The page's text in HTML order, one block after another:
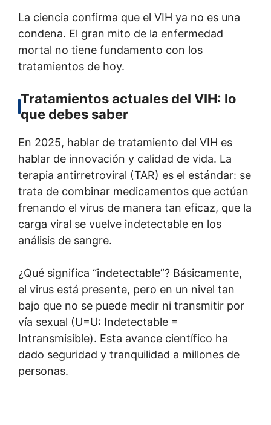
La ciencia confirma que el VIH ya no es una
condena. El gran mito de la enfermedad
mortal no tiene fundamento con los
tratamientos de hoy.
Tratamientos actuales del VIH: lo
que debes saber
En 2025, hablar de tratamiento del VIH es
hablar de innovación y calidad de vida. La
terapia antirretroviral (TAR) es el estándar: se
trata de combinar medicamentos que actúan
frenando el virus de manera tan eficaz, que la
carga viral se vuelve indetectable en los
análisis de sangre.
¿Qué significa “indetectable”? Básicamente,
el virus está presente, pero en un nivel tan
bajo que no se puede medir ni transmitir por
vía sexual (U=U: Indetectable =
Intransmisible). Esta avance científico ha
dado seguridad y tranquilidad a millones de
personas.